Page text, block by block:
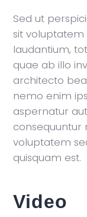
Sed ut
sit
laudantium,
quae ab illo
architecto
nemo enim
aspernatur
consequuntur
voluptatem
quisquam est.
Video